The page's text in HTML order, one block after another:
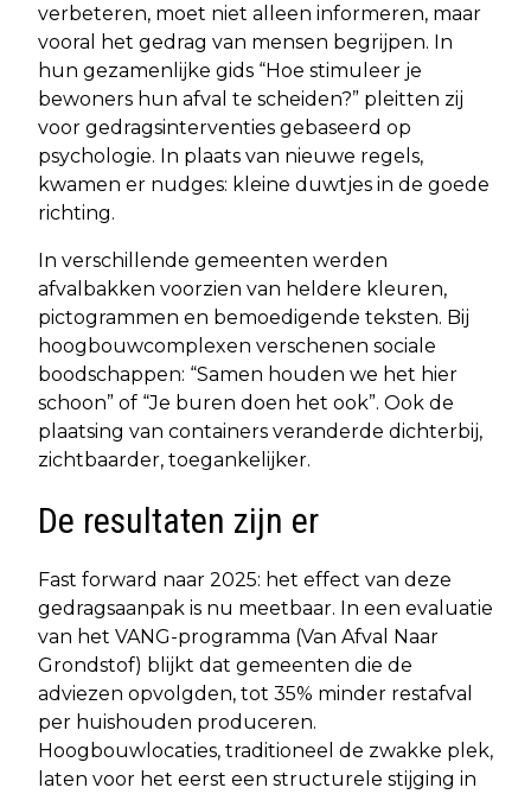
verbeteren, moet niet alleen informeren, maar
vooral het gedrag van mensen begrijpen. In
hun gezamenlijke gids “Hoe stimuleer je
bewoners hun afval te scheiden?” pleitten zij
voor gedragsinterventies gebaseerd op
psychologie. In plaats van nieuwe regels,
kwamen er nudges: kleine duwtjes in de goede
richting.
In verschillende gemeenten werden
afvalbakken voorzien van heldere kleuren,
pictogrammen en bemoedigende teksten. Bij
hoogbouwcomplexen verschenen sociale
boodschappen: “Samen houden we het hier
schoon” of “Je buren doen het ook”. Ook de
plaatsing van containers veranderde dichterbij,
zichtbaarder, toegankelijker.
De resultaten zijn er
Fast forward naar 2025: het effect van deze
gedragsaanpak is nu meetbaar. In een evaluatie
van het VANG-programma (Van Afval Naar
Grondstof) blijkt dat gemeenten die de
adviezen opvolgden, tot 35% minder restafval
per huishouden produceren.
Hoogbouwlocaties, traditioneel de zwakke plek,
laten voor het eerst een structurele stijging in